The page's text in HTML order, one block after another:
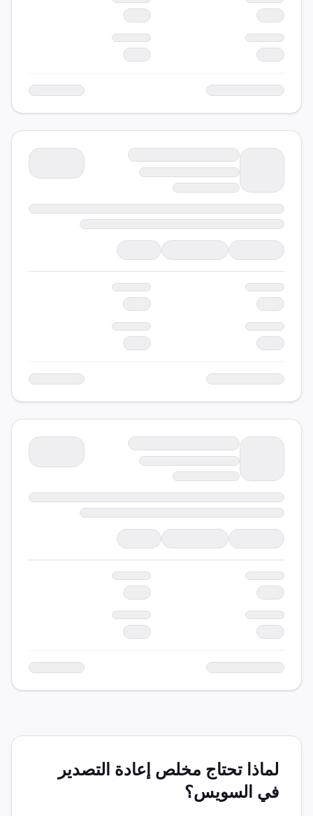
لماذا تحتاج مخلص إعادة التصدير
في السويس؟